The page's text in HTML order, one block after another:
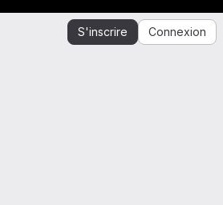
S'inscrire Connexion